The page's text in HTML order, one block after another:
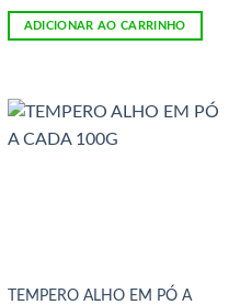
ADICIONAR AO CARRINHO
TEMPERO ALHO EM PÓ A